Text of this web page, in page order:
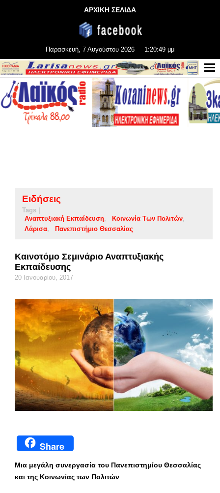
ΑΡΧΙΚΗ ΣΕΛΙΔΑ
Παρασκευή, 7 Αυγούστου 2026 1:20:50 μμ
Ειδήσεις
Tags |
Αναπτυξιακή Εκπαίδευση
Κοινωνία Των Πολιτών
Λάρισα
Πανεπιστήμιο Θεσσαλίας
Καινοτόμο Σεμινάριο Αναπτυξιακής
Εκπαίδευσης
20 Ιανουαρίου, 2017
Share
Μια μεγάλη συνεργασία του Πανεπιστημίου Θεσσαλίας
και της Κοινωνίας των Πολιτών